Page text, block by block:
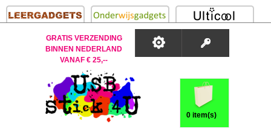
GRATIS VERZENDING
BINNEN NEDERLAND
VANAF € 25,--
0 item(s)